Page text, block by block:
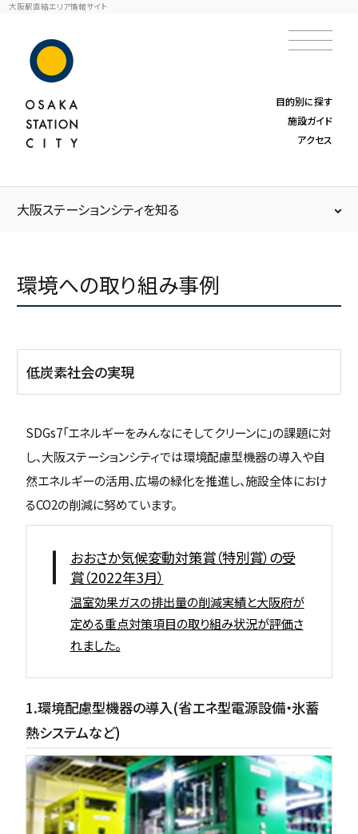
大阪駅直結エリア情報サイト
目的別に探す
施設ガイド
アクセス
大阪ステーションシティを知る
環境への取り組み事例
低炭素社会の実現
SDGs7「エネルギーをみんなにそしてクリーンに」の課題に対
し、大阪ステーションシティでは環境配慮型機器の導入や自
然エネルギーの活用、広場の緑化を推進し、施設全体におけ
るCO2の削減に努めています。
おおさか気候変動対策賞（特別賞）の受
賞（2022年3月）
温室効果ガスの排出量の削減実績と大阪府が
定める重点対策項目の取り組み状況が評価さ
れました。
1.環境配慮型機器の導入(省エネ型電源設備・氷蓄
熱システムなど)